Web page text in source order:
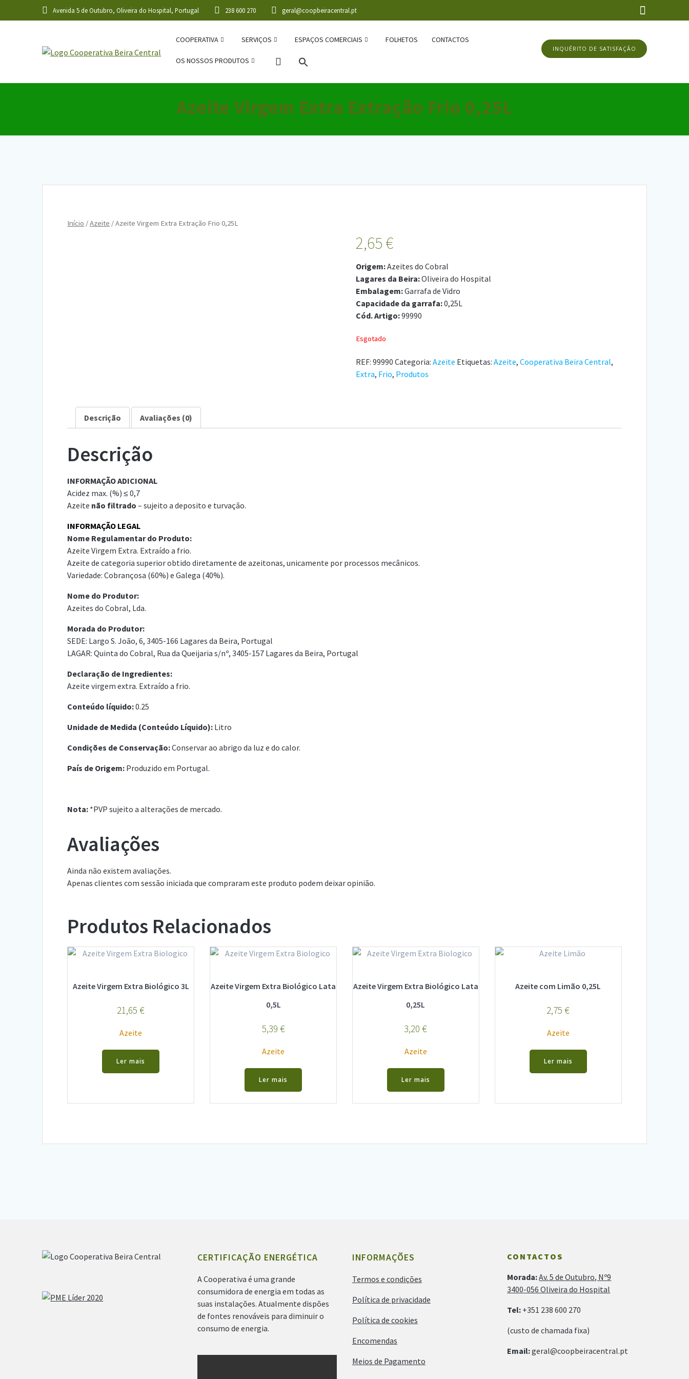
to
Avenida 5 de Outubro, Oliveira do Hospital, Portugal 238 600 270 geral@coopbeiracentral.pt
COOPERATIVA SERVIÇOS ESPAÇOS COMERCIAIS FOLHETOS CONTACTOS
OS NOSSOS PRODUTOS
INQUÉRITO DE SATISFAÇÃO
Azeite Virgem Extra Extração Frio 0,25L
Início /Azeite / Azeite Virgem Extra Extração Frio 0,25L
2,65 €
Origem:Azeites do Cobral
Lagares da Beira:Oliveira do Hospital
Embalagem:Garrafa de Vidro
Capacidade da garrafa:0,25L
Cód. Artigo:99990
Esgotado
REF: 99990 Categoria: Azeite Etiquetas: Azeite, Cooperativa Beira Central,
Extra, Frio, Produtos
Descrição Avaliações (0)
Descrição
INFORMAÇÃO ADICIONAL
Acidez max. (%) ≤ 0,7
Azeite não filtrado – sujeito a deposito e turvação.
INFORMAÇÃO LEGAL
Nome Regulamentar do Produto:
Azeite Virgem Extra. Extraído a frio.
Azeite de categoria superior obtido diretamente de azeitonas, unicamente por processos mecânicos.
Variedade: Cobrançosa (60%) e Galega (40%).
Nome do Produtor:
Azeites do Cobral, Lda.
Morada do Produtor:
SEDE: Largo S. João, 6, 3405-166 Lagares da Beira, Portugal
LAGAR: Quinta do Cobral, Rua da Queijaria s/nº, 3405-157 Lagares da Beira, Portugal
Declaração de Ingredientes:
Azeite virgem extra. Extraído a frio.
Conteúdo líquido:0.25
Unidade de Medida (Conteúdo Líquido): Litro
Condições de Conservação:Conservar ao abrigo da luz e do calor.
País de Origem: Produzido em Portugal.
Nota: *PVP sujeito a alterações de mercado.
Avaliações
Ainda não existem avaliações.
Apenas clientes com sessão iniciada que compraram este produto podem deixar opinião.
Produtos Relacionados
Azeite Virgem Extra Biológico 3L
21,65 €
Azeite
Ler mais
Azeite Virgem Extra Biológico Lata
0,5L
5,39 €
Azeite
Ler mais
Azeite Virgem Extra Biológico Lata
0,25L
3,20 €
Azeite
Ler mais
Azeite com Limão 0,25L
2,75 €
Azeite
Ler mais
CERTIFICAÇÃO ENERGÉTICA
A Cooperativa é uma grande
consumidora de energia em todas as
suas instalações. Atualmente dispões
de fontes renováveis para diminuir o
consumo de energia.
INFORMAÇÕES
Termos e condições
Política de privacidade
Política de cookies
Encomendas
Meios de Pagamento
CONTACTOS
Morada:Av. 5 de Outubro, Nº9
3400-056 Oliveira do Hospital
Tel: +351 238 600 270
(custo de chamada fixa)
Email:geral@coopbeiracentral.pt